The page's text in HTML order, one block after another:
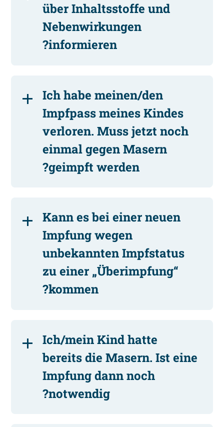
über Inhaltsstoffe und
Nebenwirkungen
informieren?
Ich habe meinen/den
Impfpass meines Kindes
verloren. Muss jetzt noch
einmal gegen Masern
geimpft werden?
Kann es bei einer neuen
Impfung wegen
unbekannten Impfstatus
zu einer „Überimpfung“
kommen?
Ich/mein Kind hatte
bereits die Masern. Ist eine
Impfung dann noch
notwendig?